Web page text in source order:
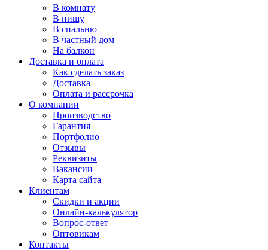
В комнату
В нишу
В спальню
В частный дом
На балкон
Доставка и оплата
Как сделать заказ
Доставка
Оплата и рассрочка
О компании
Производство
Гарантия
Портфолио
Отзывы
Реквизиты
Вакансии
Карта сайта
Клиентам
Скидки и акции
Онлайн-калькулятор
Вопрос-ответ
Оптовикам
Контакты